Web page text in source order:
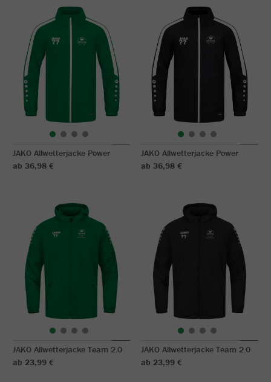
JAKO Allwetterjacke Power
ab 36,98 €
JAKO Allwetterjacke Power
ab 36,98 €
JAKO Allwetterjacke Team 2.0
ab 23,99 €
JAKO Allwetterjacke Team 2.0
ab 23,99 €